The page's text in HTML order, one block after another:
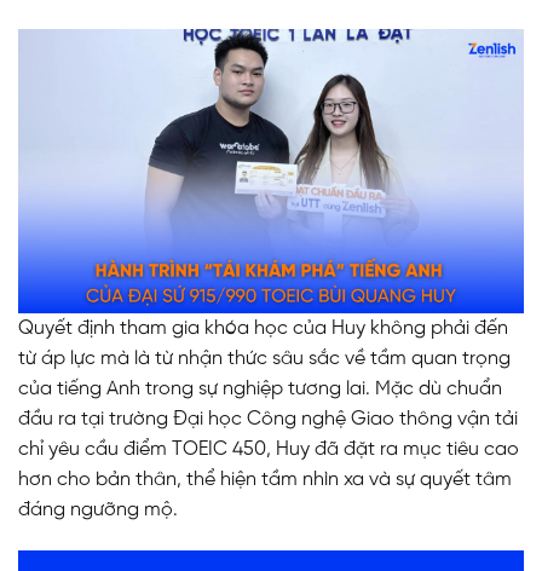
Quyết định tham gia khóa học của Huy không phải đến
từ áp lực mà là từ nhận thức sâu sắc về tầm quan trọng
của tiếng Anh trong sự nghiệp tương lai. Mặc dù chuẩn
đầu ra tại trường Đại học Công nghệ Giao thông vận tải
chỉ yêu cầu điểm TOEIC 450, Huy đã đặt ra mục tiêu cao
hơn cho bản thân, thể hiện tầm nhìn xa và sự quyết tâm
đáng ngưỡng mộ.